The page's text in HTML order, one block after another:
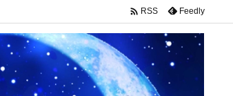
 RSS Feedly